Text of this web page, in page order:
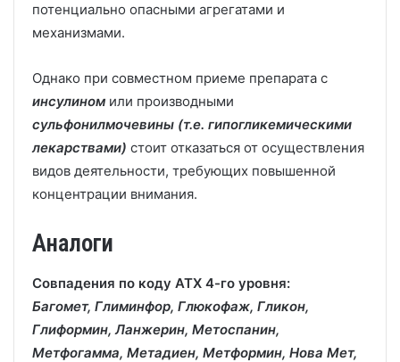
потенциально опасными агрегатами и
механизмами.
Однако при совместном приеме препарата с
инсулином или производными
сульфонилмочевины (т.е. гипогликемическими
лекарствами) стоит отказаться от осуществления
видов деятельности, требующих повышенной
концентрации внимания.
Аналоги
Совпадения по коду АТХ 4-го уровня:
Багомет, Глиминфор, Глюкофаж, Гликон,
Глиформин, Ланжерин, Метоспанин,
Метфогамма, Метадиен, Метформин, Нова Мет,